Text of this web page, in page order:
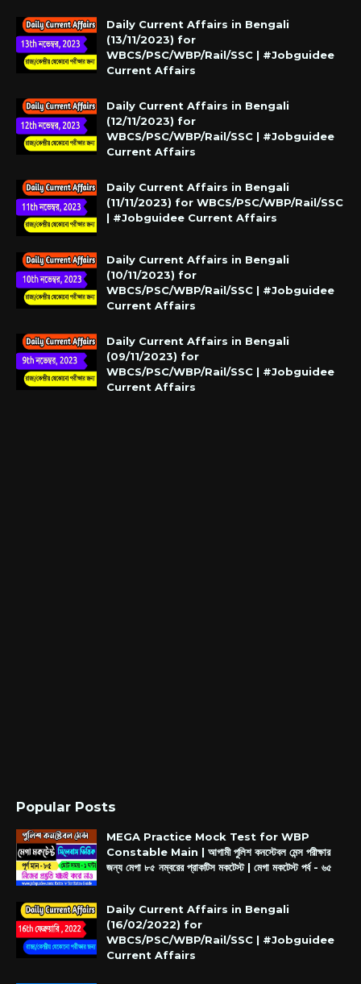
Daily Current Affairs in Bengali
(13/11/2023) for
WBCS/PSC/WBP/Rail/SSC | #Jobguidee
Current Affairs
Daily Current Affairs in Bengali
(12/11/2023) for
WBCS/PSC/WBP/Rail/SSC | #Jobguidee
Current Affairs
Daily Current Affairs in Bengali
(11/11/2023) for WBCS/PSC/WBP/Rail/SSC
| #Jobguidee Current Affairs
Daily Current Affairs in Bengali
(10/11/2023) for
WBCS/PSC/WBP/Rail/SSC | #Jobguidee
Current Affairs
Daily Current Affairs in Bengali
(09/11/2023) for
WBCS/PSC/WBP/Rail/SSC | #Jobguidee
Current Affairs
Popular Posts
MEGA Practice Mock Test for WBP
Constable Main | আগামী পুলিশ কনস্টেবল মেন্স পরীক্ষার
জন্য মেগা ৮৫ নম্বরের প্রাকটিস মকটেস্ট | মেগা মকটেস্ট পর্ব - ৬৫
Daily Current Affairs in Bengali
(16/02/2022) for
WBCS/PSC/WBP/Rail/SSC | #Jobguidee
Current Affairs